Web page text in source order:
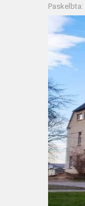
Paskelbta: